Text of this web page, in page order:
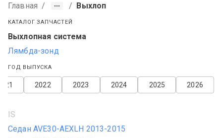
Главная / / Выхлоп
КАТАЛОГ ЗАПЧАСТЕЙ
Выхлопная система
Лямбда-зонд
ГОД ВЫПУСКА
2026
2025
2024
2023
2022
IS
Седан AVE30-AEXLH 2013-2015